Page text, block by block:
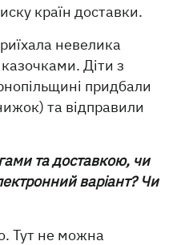
країн доставки.
невелика
Діти з
придбали
та відправили
та доставкою, чи
варіант? Чи
Тут не можна